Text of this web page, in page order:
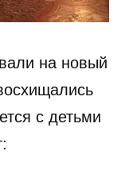
на новый
с детьми